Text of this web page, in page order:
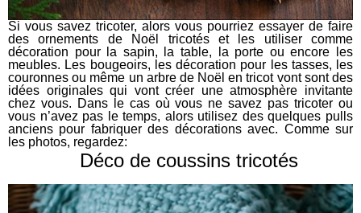
Si vous savez tricoter, alors vous pourriez essayer de faire
des ornements de Noël tricotés et les utiliser comme
décoration pour la sapin, la table, la porte ou encore les
meubles. Les bougeoirs, les décoration pour les tasses, les
couronnes ou même un arbre de Noël en tricot vont sont des
idées originales qui vont créer une atmosphère invitante
chez vous. Dans le cas où vous ne savez pas tricoter ou
vous n’avez pas le temps, alors utilisez des quelques pulls
anciens pour fabriquer des décorations avec. Comme sur
les photos, regardez:
Déco de coussins tricotés